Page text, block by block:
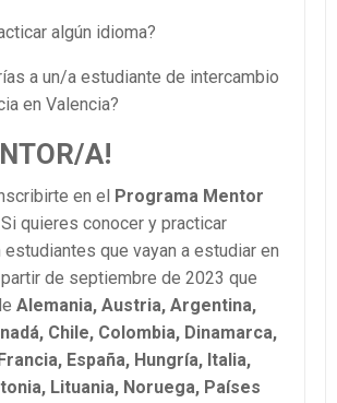
algún idioma?
a un/a estudiante de intercambio
en Valencia?
A!
en el
Programa Mentor
quieres conocer y practicar
que vayan a estudiar en
partir de septiembre de 2023 que
Alemania, Austria, Argentina,
Chile, Colombia, Dinamarca,
España, Hungría, Italia,
Lituania, Noruega, Países